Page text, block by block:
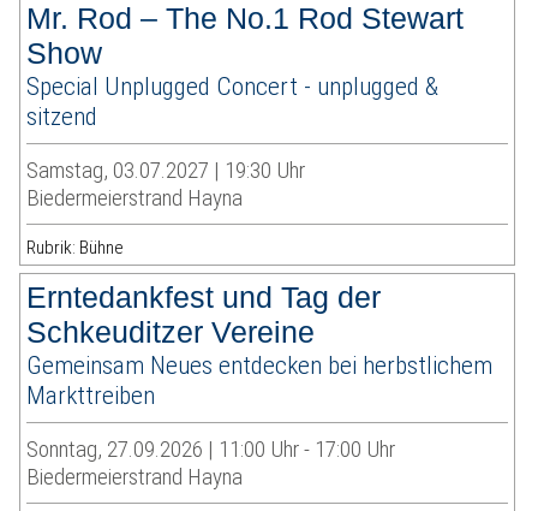
Mr. Rod – The No.1 Rod Stewart
Show
Special Unplugged Concert - unplugged &
sitzend
Samstag, 03.07.2027 | 19:30 Uhr
Biedermeierstrand Hayna
Rubrik: Bühne
Erntedankfest und Tag der
Schkeuditzer Vereine
Gemeinsam Neues entdecken bei herbstlichem
Markttreiben
Sonntag, 27.09.2026 | 11:00 Uhr - 17:00 Uhr
Biedermeierstrand Hayna